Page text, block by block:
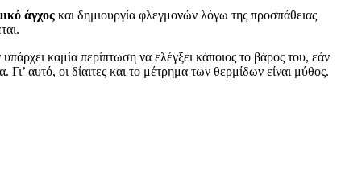
άγχος και δημιουργία φλεγμονών λόγω της προσπάθειας
καμία περίπτωση να ελέγξει κάποιος το βάρος του, εάν
αυτό, οι δίαιτες και το μέτρημα των θερμίδων είναι μύθος.